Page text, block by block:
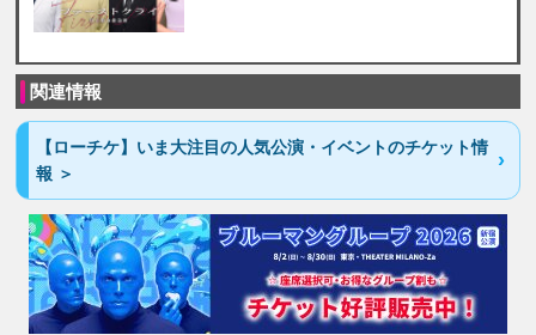
関連情報
【ローチケ】いま大注目の人気公演・イベントのチケット情
報 ＞